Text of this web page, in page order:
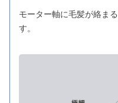
モーター軸に毛髪が絡ま
す。